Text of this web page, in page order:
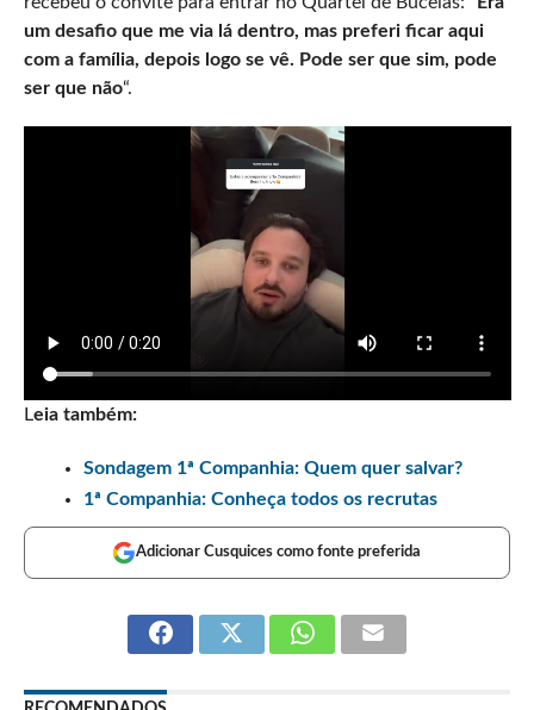
um desafio que me via lá dentro, mas preferi ficar aqui
com a família, depois logo se vê. Pode ser que sim, pode
ser que não“.
Leia também:
Sondagem 1ª Companhia: Quem quer salvar?
1ª Companhia: Conheça todos os recrutas
Adicionar Cusquices como fonte preferida